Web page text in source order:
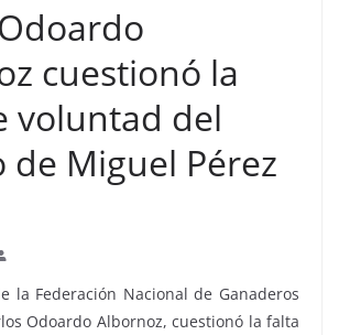
cuestionó la
voluntad del
de Miguel Pérez
la Federación Nacional de Ganaderos
Odoardo Albornoz, cuestionó la falta